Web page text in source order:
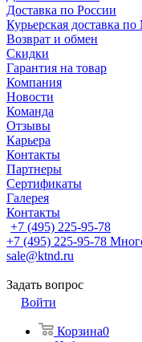
Доставка по России
Курьерская доставка
Возврат и обмен
Скидки
Гарантия на товар
Компания
Новости
Команда
Отзывы
Карьера
Контакты
Партнеры
Сертификаты
Галерея
Контакты
+7 (495) 225-95-78
+7 (495) 225-95-78
sale@ktnd.ru
Задать вопрос
Войти
Корзина0